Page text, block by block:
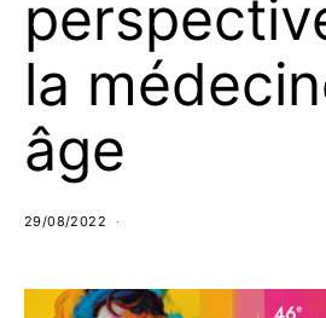
la
âge
29/08/2022